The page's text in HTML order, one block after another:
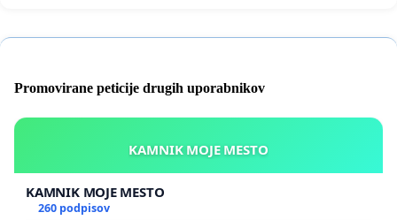
Promovirane peticije drugih uporabnikov
KAMNIK MOJE MESTO
KAMNIK MOJE MESTO
260 podpisov